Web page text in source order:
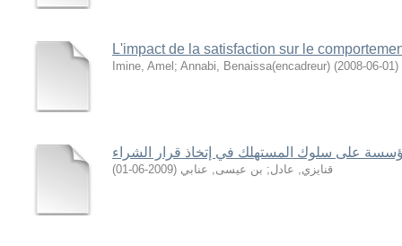
L'impact de la satisfaction sur le
Imine, Amel ; Annabi, Benaissa(encadreur) (2008-06-01)
على سلوك المستهلك في إتخاذ قرار الشراء
قنايزي, عادل; بن عيسى, عنابي (
2009-06-01
)